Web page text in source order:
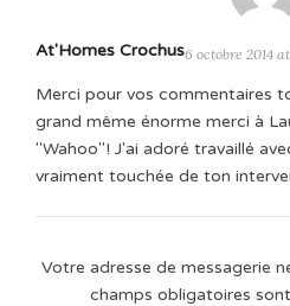
At'Homes Crochus6 octobre 2014
Merci pour vos commentaires
grand même énorme merci à
"Wahoo"! J'ai adoré travaillé
vraiment touchée de ton
Votre adresse de messagerie
champs obligatoires